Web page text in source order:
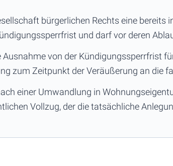
bürgerlichen Rechts eine
und darf vor deren
Ausnahme von der Kündigungssperrfrist
zum Zeitpunkt der Veräußerung an die
einer Umwandlung in
Vollzug, der die tatsächliche